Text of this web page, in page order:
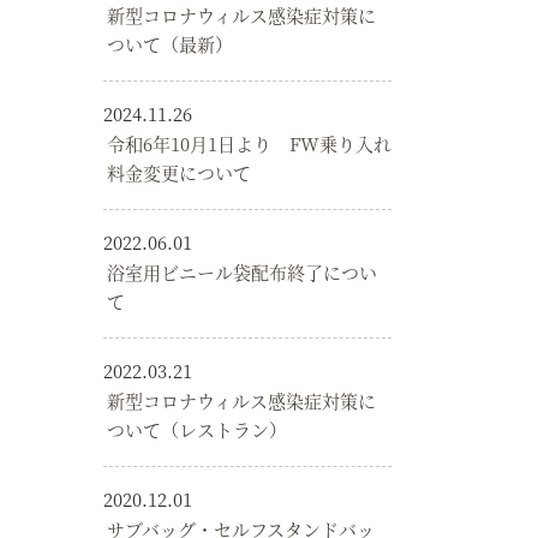
新型コロナウィルス感染症対策に
ついて（最新）
2024.11.26
令和6年10月1日より FW乗り入れ
料金変更について
2022.06.01
浴室用ビニール袋配布終了につい
て
2022.03.21
新型コロナウィルス感染症対策に
ついて（レストラン）
2020.12.01
サブバッグ・セルフスタンドバッ